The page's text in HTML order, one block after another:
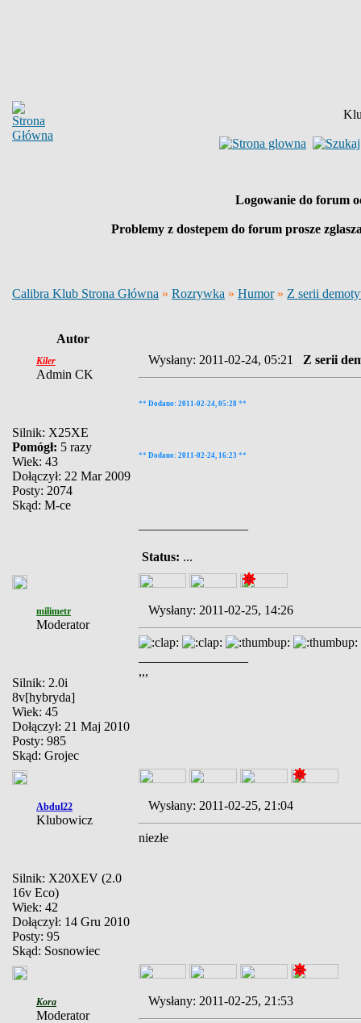
Logowanie do forum
Problemy z dostepem do forum prosze
Calibra Klub Strona Główna » Rozrywka » Humor» Z serii
Autor
Kiler
Admin CK
Silnik: X25XE
Pomógł: 5 razy
Wiek: 43
Dołączył: 22 Mar 2009
Posty: 2074
Skąd: M-ce
Wysłany: 2011-02-24, 05:21 Z serii
** Dodano: 2011-02-24, 05:28 **
** Dodano: 2011-02-24, 16:23 **
Status: ...
milimetr
Moderator
Silnik: 2.0i
8v[hybryda]
Wiek: 45
Dołączył: 21 Maj 2010
Posty: 985
Skąd: Grojec
Wysłany: 2011-02-25, 14:26
,,,
Abdul22
Klubowicz
Silnik: X20XEV (2.0
16v Eco)
Wiek: 42
Dołączył: 14 Gru 2010
Posty: 95
Skąd: Sosnowiec
Wysłany: 2011-02-25, 21:04
niezłe
Kora
Moderator
Wysłany: 2011-02-25, 21:53